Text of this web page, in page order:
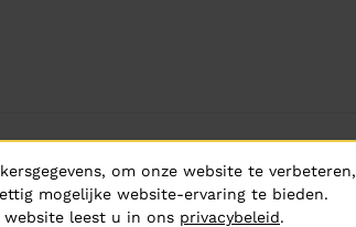
om onze website te verbeteren,
mogelijke website-ervaring te bieden.
leest u in ons privacybeleid.